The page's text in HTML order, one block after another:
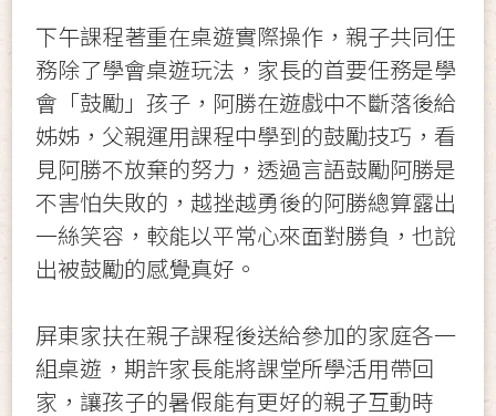
下午課程著重在桌遊實際操作，親子共同任
務除了學會桌遊玩法，家長的首要任務是學
會「鼓勵」孩子，阿勝在遊戲中不斷落後給
姊姊，父親運用課程中學到的鼓勵技巧，看
見阿勝不放棄的努力，透過言語鼓勵阿勝是
不害怕失敗的，越挫越勇後的阿勝總算露出
一絲笑容，較能以平常心來面對勝負，也說
出被鼓勵的感覺真好。
屏東家扶在親子課程後送給參加的家庭各一
組桌遊，期許家長能將課堂所學活用帶回
家，讓孩子的暑假能有更好的親子互動時